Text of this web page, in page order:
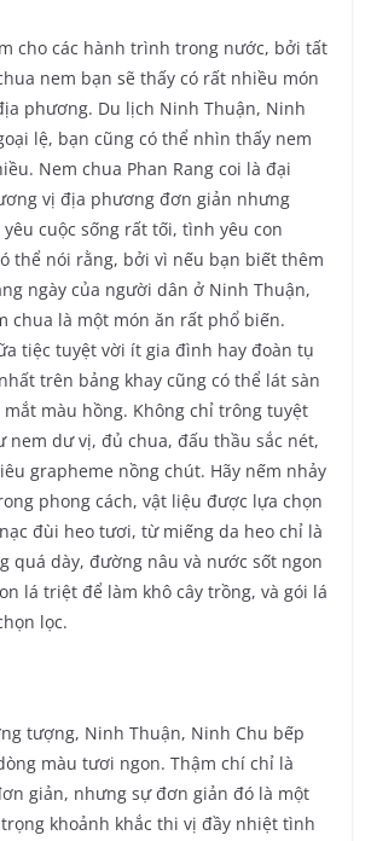
cho các hành trình trong nước, bởi tất
nem bạn sẽ thấy có rất nhiều món
phương. Du lịch Ninh Thuận, Ninh
lệ, bạn cũng có thể nhìn thấy nem
Nem chua Phan Rang coi là đại
vị địa phương đơn giản nhưng
cuộc sống rất tối, tình yêu con
thể nói rằng, bởi vì nếu bạn biết thêm
ngày của người dân ở Ninh Thuận,
chua là một món ăn rất phổ biến.
tiệc tuyệt vời ít gia đình hay đoàn tụ
trên bảng khay cũng có thể lát sàn
màu hồng. Không chỉ trông tuyệt
nem dư vị, đủ chua, đấu thầu sắc nét,
grapheme nồng chút. Hãy nếm nhảy
phong cách, vật liệu được lựa chọn
đùi heo tươi, từ miếng da heo chỉ là
quá dày, đường nâu và nước sốt ngon
lá triệt để làm khô cây trồng, và gói lá
lọc.
tượng, Ninh Thuận, Ninh Chu bếp
màu tươi ngon. Thậm chí chỉ là
giản, nhưng sự đơn giản đó là một
khoảnh khắc thi vị đầy nhiệt tình